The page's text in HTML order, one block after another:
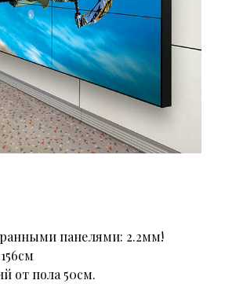
панелями: 2.2мм!
от пола 50см.